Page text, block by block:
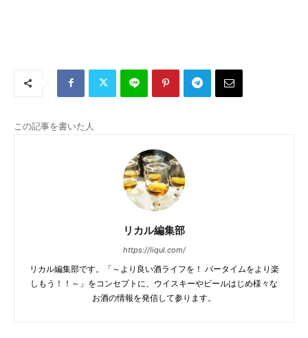
この記事を書いた人
リカル編集部
https://liqul.com/
リカル編集部です。「～より良い酒ライフを！ バータイムをより楽
しもう！！～」をコンセプトに、ウイスキーやビールはじめ様々な
お酒の情報を発信して参ります。